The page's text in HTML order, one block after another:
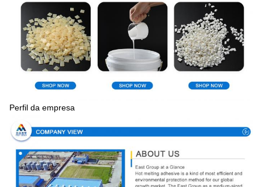
Perfil da empresa